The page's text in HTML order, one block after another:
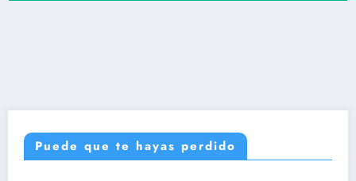
Puede que te hayas perdido